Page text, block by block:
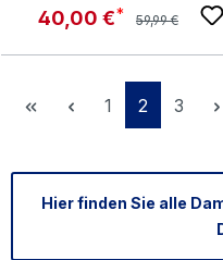
Verkaufspreis:
40,00 € Regulärer
59,99 €
Seite
1 Seite
2 Seite
3
Hier finden Sie alle